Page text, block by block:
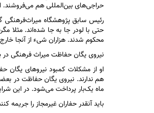
حراجی‌های بین‌المللی هم می‌فروشند.
رئیس سابق پژوهشگاه میراث‌فرهنگی
محکوم شدند. هزاران شیء از آنجا
نیروی یگان حفاظت میراث فرهنگی در
او از مشکلات کمبود نیرو‌های
هم ندارند. نیروی یگان حفاظت در
ماه یک‌بار پرداخت می‌شود. در این
باید آنقدر حفاران غیرمجاز را جریمه